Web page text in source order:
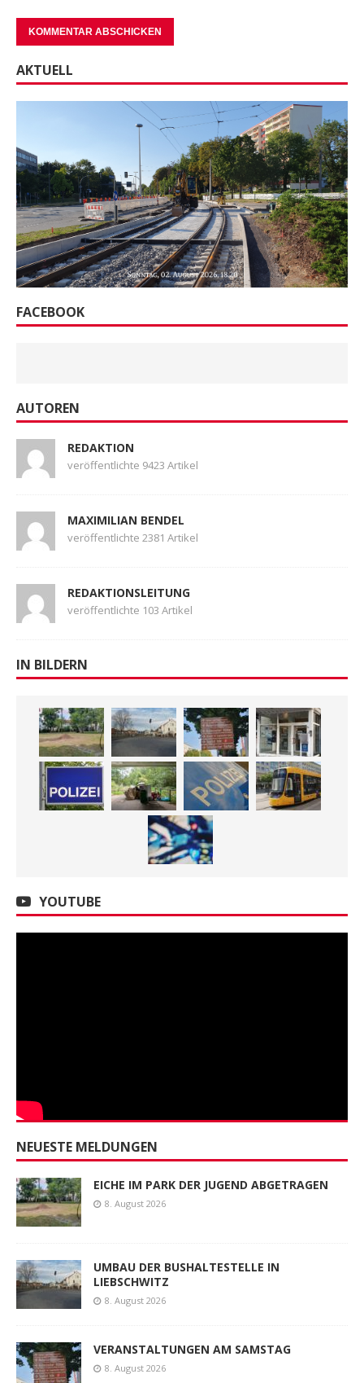
AKTUELL
FACEBOOK
AUTOREN
REDAKTION
veröffentlichte 9423 Artikel
MAXIMILIAN BENDEL
veröffentlichte 2381 Artikel
REDAKTIONSLEITUNG
veröffentlichte 103 Artikel
IN BILDERN
YOUTUBE
NEUESTE MELDUNGEN
EICHE IM PARK DER JUGEND ABGETRAGEN
8. August 2026
UMBAU DER BUSHALTESTELLE IN
LIEBSCHWITZ
8. August 2026
VERANSTALTUNGEN AM SAMSTAG
8. August 2026